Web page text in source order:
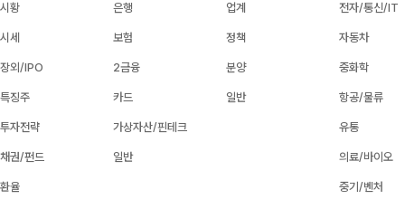
시황
시세
장외/IPO
특징주
투자전략
채권/펀드
환율
은행
보험
2금융
카드
가상자산/핀테크
일반
업계
정책
분양
일반
전자/통신/IT
자동차
중화학
항공/물류
유통
의료/바이오
중기/벤처